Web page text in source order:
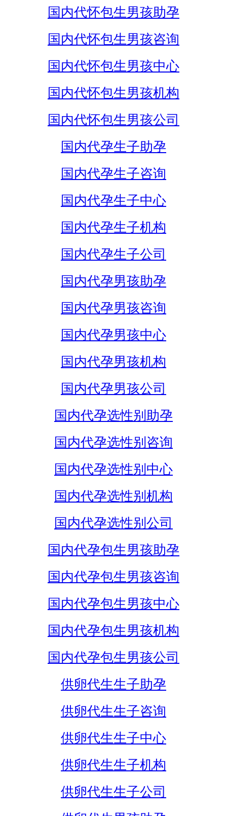
国内代怀包生男孩助孕
国内代怀包生男孩咨询
国内代怀包生男孩中心
国内代怀包生男孩机构
国内代怀包生男孩公司
国内代孕生子助孕
国内代孕生子咨询
国内代孕生子中心
国内代孕生子机构
国内代孕生子公司
国内代孕男孩助孕
国内代孕男孩咨询
国内代孕男孩中心
国内代孕男孩机构
国内代孕男孩公司
国内代孕选性别助孕
国内代孕选性别咨询
国内代孕选性别中心
国内代孕选性别机构
国内代孕选性别公司
国内代孕包生男孩助孕
国内代孕包生男孩咨询
国内代孕包生男孩中心
国内代孕包生男孩机构
国内代孕包生男孩公司
供卵代生生子助孕
供卵代生生子咨询
供卵代生生子中心
供卵代生生子机构
供卵代生生子公司